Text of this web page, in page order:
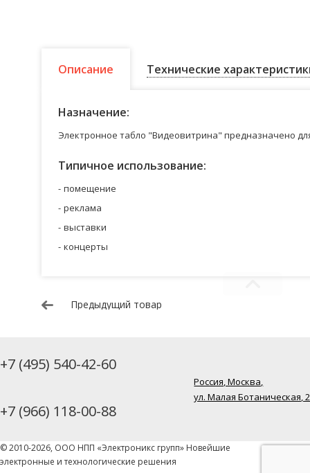
Описание Технические
Назначение:
Электронное табло "Видеовитрина" предназначено
Типичное использование:
помещение
реклама
выставки
концерты
Предыдущий товар
+7 (495) 540-42-60
+7 (966) 118-00-88
Россия, Москва,
ул. Малая Ботаническая,
© 2010-2026, ООО НПП «Электроникс групп» Новейшие
электронные и технологические решения